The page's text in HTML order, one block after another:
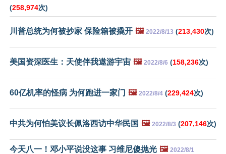
(258,974次)
川普总统为何被抄家 保险箱被撬开 🖼️ 2022/8/13 (213,430次)
美国资深医生：天使伴我遨游宇宙 🖼️ 2022/8/6 (158,236次)
60亿机率的怪病 为何跑进一家门 🖼️ 2022/8/4 (229,424次)
中共为何怕美议长佩洛西访中华民国 🖼️ 2022/8/3 (207,146次)
今天八一！邓小平说没这事 习维尼傻抛光 🖼️ 2022/8/1